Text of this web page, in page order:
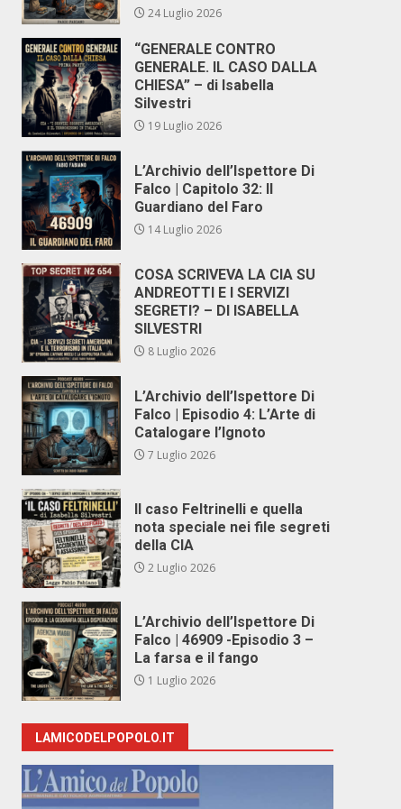
24 Luglio 2026
“GENERALE CONTRO
GENERALE. IL CASO DALLA
CHIESA” – di Isabella
Silvestri
19 Luglio 2026
L’Archivio dell’Ispettore Di
Falco | Capitolo 32: Il
Guardiano del Faro
14 Luglio 2026
COSA SCRIVEVA LA CIA SU
ANDREOTTI E I SERVIZI
SEGRETI? – DI ISABELLA
SILVESTRI
8 Luglio 2026
L’Archivio dell’Ispettore Di
Falco | Episodio 4: L’Arte di
Catalogare l’Ignoto
7 Luglio 2026
Il caso Feltrinelli e quella
nota speciale nei file segreti
della CIA
2 Luglio 2026
L’Archivio dell’Ispettore Di
Falco | 46909 -Episodio 3 –
La farsa e il fango
1 Luglio 2026
LAMICODELPOPOLO.IT